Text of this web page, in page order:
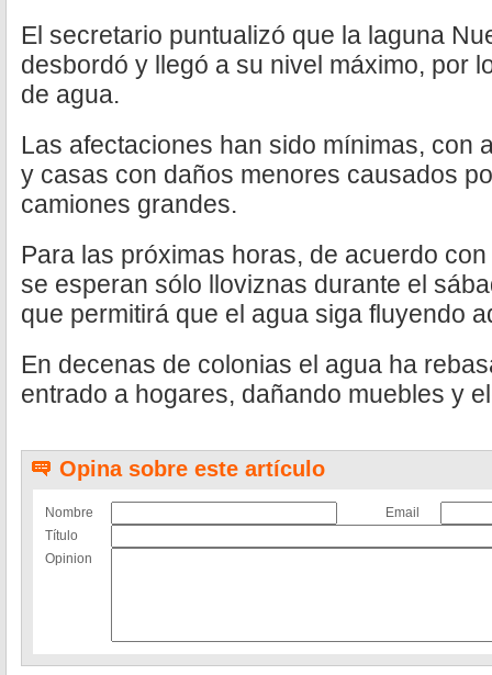
El secretario puntualizó que la laguna
desbordó y llegó a su nivel máximo, por
de agua.
Las afectaciones han sido mínimas, con
y casas con daños menores causados
camiones grandes.
Para las próximas horas, de acuerdo
se esperan sólo lloviznas durante el
que permitirá que el agua siga fluyendo
En decenas de colonias el agua ha
entrado a hogares, dañando muebles y
Opina sobre este artículo
Nombre
Email
Título
Opinion